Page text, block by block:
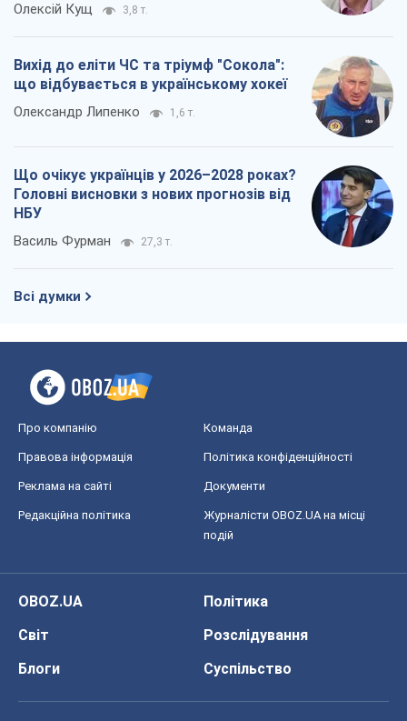
Олексій Кущ 3,8 т.
Вихід до еліти ЧС та тріумф "Сокола":
що відбувається в українському хокеї
Олександр Липенко 1,6 т.
Що очікує українців у 2026–2028 роках?
Головні висновки з нових прогнозів від
НБУ
Василь Фурман 27,3 т.
Всі думки
Про компанію Команда
Правова інформація Політика конфіденційності
Реклама на сайті Документи
Редакційна політика
Журналісти OBOZ.UA на місці
подій
OBOZ.UA
Політика
Світ
Розслідування
Блоги
Суспільство